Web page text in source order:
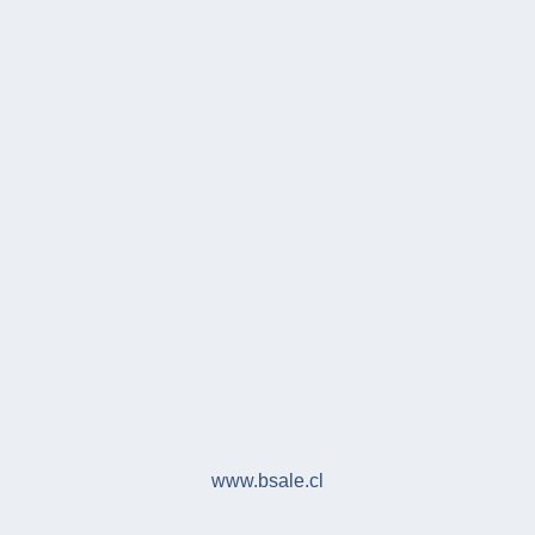
www.bsale.cl